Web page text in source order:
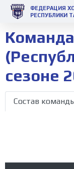
ФЕДЕРАЦИЯ
РЕСПУБЛИКИ
сезоне
Состав